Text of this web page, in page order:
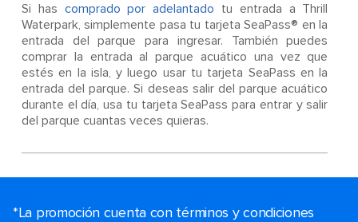
Si has comprado por adelantado tu entrada a Thrill
Waterpark, simplemente pasa tu tarjeta SeaPass® en la
entrada del parque para ingresar. También puedes
comprar la entrada al parque acuático una vez que
estés en la isla, y luego usar tu tarjeta SeaPass en la
entrada del parque. Si deseas salir del parque acuático
durante el día, usa tu tarjeta SeaPass para entrar y salir
del parque cuantas veces quieras.
*La promoción cuenta con términos y condiciones